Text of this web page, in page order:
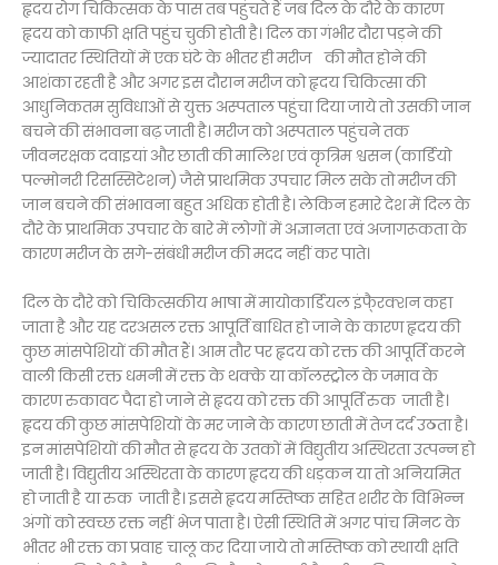
हृदय रोग चिकित्सक के पास तब पहुंचते हैं जब दिल के दौरे के कारण
हृदय को काफी क्षति पहुंच चुकी होती है। दिल का गंभीर दौरा पड़ने की
ज्यादातर स्थितियों में एक घंटे के भीतर ही मरीज की मौत होने की
आशंका रहती है और अगर इस दौरान मरीज को हृदय चिकित्सा की
आधुनिकतम सुविधाओं से युक्त अस्पताल पहुंचा दिया जाये तो उसकी जान
बचने की संभावना बढ़ जाती है। मरीज को अस्पताल पहुंचने तक
जीवनरक्षक दवाइयां और छाती की मालिश एवं कृत्रिम श्वसन (कार्डियो
पल्मोनरी रिसस्सिटेशन) जैसे प्राथमिक उपचार मिल सके तो मरीज की
जान बचने की संभावना बहुत अधिक होती है। लेकिन हमारे देश में दिल के
दौरे के प्राथमिक उपचार के बारे में लोगों में अज्ञानता एवं अजागरूकता के
कारण मरीज के सगे-संबंधी मरीज की मदद नहीं कर पाते।
दिल के दौरे को चिकित्सकीय भाषा में मायोकार्डियल इंफै्रक्शन कहा
जाता है और यह दरअसल रक्त आपूर्ति बाधित हो जाने के कारण हृदय की
कुछ मांसपेशियों की मौत हैं। आम तौर पर हृदय को रक्त की आपूर्ति करने
वाली किसी रक्त धमनी में रक्त के थक्के या कॉलस्ट्रोल के जमाव के
कारण रुकावट पैदा हो जाने से हृदय को रक्त की आपूर्ति रुक जाती है।
हृदय की कुछ मांसपेशियों के मर जाने के कारण छाती में तेज दर्द उठता है।
इन मांसपेशियों की मौत से हृदय के उतकों में विद्युतीय अस्थिरता उत्पन्न हो
जाती है। विद्युतीय अस्थिरता के कारण हृदय की धड़कन या तो अनियमित
हो जाती है या रुक जाती है। इससे हृदय मस्तिष्क सहित शरीर के विभिन्न
अंगों को स्वच्छ रक्त नहीं भेज पाता है। ऐसी स्थिति में अगर पांच मिनट के
भीतर भी रक्त का प्रवाह चालू कर दिया जाये तो मस्तिष्क को स्थायी क्षति